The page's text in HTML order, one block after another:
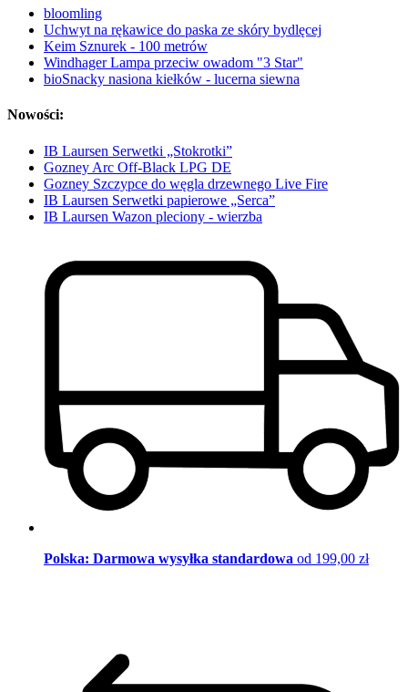
bloomling
Uchwyt na rękawice do paska ze skóry bydlęcej
Keim Sznurek - 100 metrów
Windhager Lampa przeciw owadom "3 Star"
bioSnacky nasiona kiełków - lucerna siewna
Nowości:
IB Laursen Serwetki „Stokrotki”
Gozney Arc Off-Black LPG DE
Gozney Szczypce do węgla drzewnego Live Fire
IB Laursen Serwetki papierowe „Serca”
IB Laursen Wazon pleciony - wierzba
Polska: Darmowa wysyłka standardowa od 199,00 zł